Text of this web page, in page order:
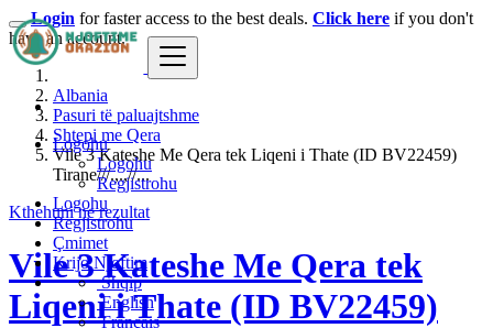
Logohu
Logohu
Regjistrohu
Logohu
Regjistrohu
Çmimet
Krijo Njoftim
Shqip
English
Français
Login for faster access to the best deals. Click here if you don't
have an account.
Albania
Pasuri të paluajtshme
Shtepi me Qera
Vile 3 Kateshe Me Qera tek Liqeni i Thate (ID BV22459)
Tirane///.,.,//...
Kthehuni ne rezultat
Vile 3 Kateshe Me Qera tek
Liqeni i Thate (ID BV22459)